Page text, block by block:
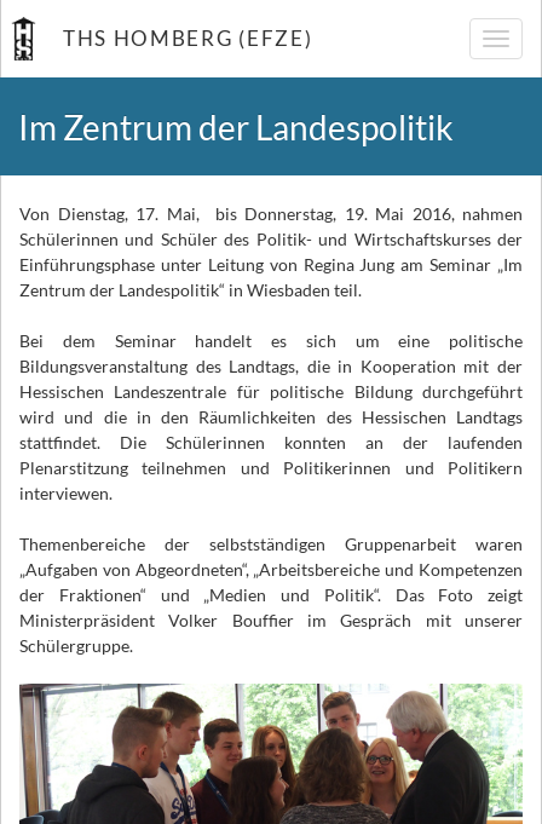
THS HOMBERG (EFZE)
Im Zentrum der Landespolitik
Von Dienstag, 17. Mai, bis Donnerstag, 19. Mai 2016, nahmen
Schülerinnen und Schüler des Politik- und Wirtschaftskurses der
Einführungsphase unter Leitung von Regina Jung am Seminar „Im
Zentrum der Landespolitik“ in Wiesbaden teil.
Bei dem Seminar handelt es sich um eine politische
Bildungsveranstaltung des Landtags, die in Kooperation mit der
Hessischen Landeszentrale für politische Bildung durchgeführt
wird und die in den Räumlichkeiten des Hessischen Landtags
stattfindet. Die Schülerinnen konnten an der laufenden
Plenarstitzung teilnehmen und Politikerinnen und Politikern
interviewen.
Themenbereiche der selbstständigen Gruppenarbeit waren
„Aufgaben von Abgeordneten“, „Arbeitsbereiche und Kompetenzen
der Fraktionen“ und „Medien und Politik“. Das Foto zeigt
MinisterpräsidentVolker Bouffier im Gespräch mit unserer
Schülergruppe.